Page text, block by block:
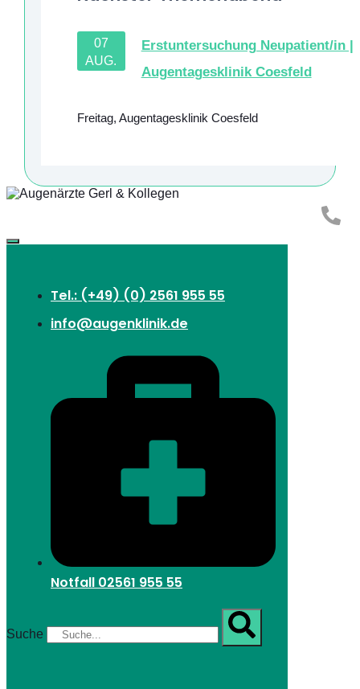
07
AUG.
Erstuntersuchung Neupatient/in |
Augentagesklinik Coesfeld
Freitag, Augentagesklinik Coesfeld
Tel.: (+49) (0) 2561 955 55
info@augenklinik.de
Notfall 02561 955 55
Suche